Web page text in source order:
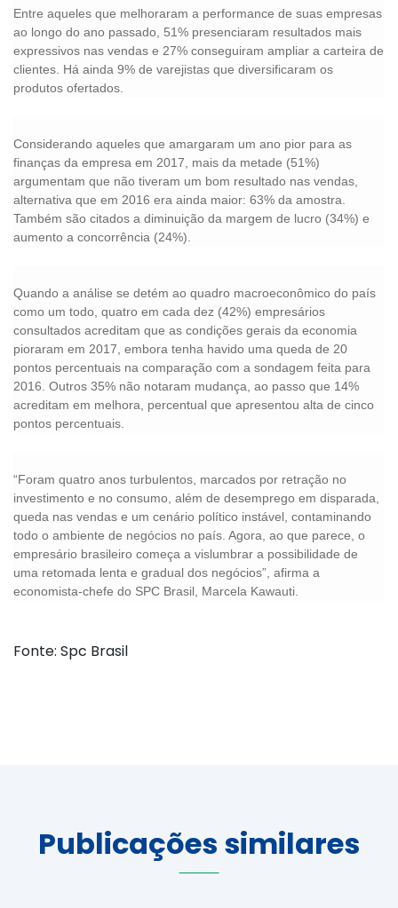
Entre aqueles que melhoraram a performance de suas empresas
ao longo do ano passado, 51% presenciaram resultados mais
expressivos nas vendas e 27% conseguiram ampliar a carteira de
clientes. Há ainda 9% de varejistas que diversificaram os
produtos ofertados.
Considerando aqueles que amargaram um ano pior para as
finanças da empresa em 2017, mais da metade (51%)
argumentam que não tiveram um bom resultado nas vendas,
alternativa que em 2016 era ainda maior: 63% da amostra.
Também são citados a diminuição da margem de lucro (34%) e
aumento a concorrência (24%).
Quando a análise se detém ao quadro macroeconômico do país
como um todo, quatro em cada dez (42%) empresários
consultados acreditam que as condições gerais da economia
pioraram em 2017, embora tenha havido uma queda de 20
pontos percentuais na comparação com a sondagem feita para
2016. Outros 35% não notaram mudança, ao passo que 14%
acreditam em melhora, percentual que apresentou alta de cinco
pontos percentuais.
“Foram quatro anos turbulentos, marcados por retração no
investimento e no consumo, além de desemprego em disparada,
queda nas vendas e um cenário político instável, contaminando
todo o ambiente de negócios no país. Agora, ao que parece, o
empresário brasileiro começa a vislumbrar a possibilidade de
uma retomada lenta e gradual dos negócios”, afirma a
economista-chefe do SPC Brasil, Marcela Kawauti.
Fonte: Spc Brasil
Publicações similares